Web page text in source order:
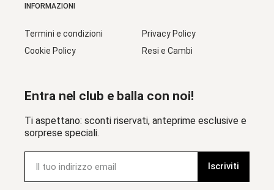
INFORMAZIONI
Termini e condizioni
Cookie Policy
Privacy Policy
Resi e Cambi
Entra nel club e balla con noi!
Ti aspettano: sconti riservati, anteprime esclusive e
sorprese speciali.
Iscriviti